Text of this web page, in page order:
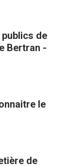
publics de
Bertran -
le
de